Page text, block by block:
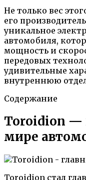
Не только вес
его
уникальное
автомобиля,
мощность и
передовых
удивительные
внутреннюю
Содержание
Toroidion —
мире
Toroidion стал